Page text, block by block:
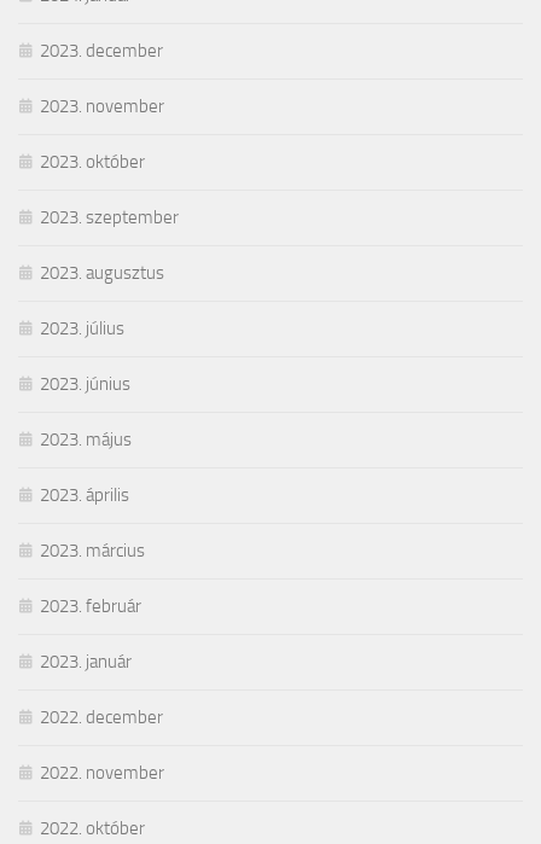
2023. december
2023. november
2023. október
2023. szeptember
2023. augusztus
2023. július
2023. június
2023. május
2023. április
2023. március
2023. február
2023. január
2022. december
2022. november
2022. október